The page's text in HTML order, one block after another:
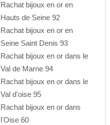
Rachat bijoux en or en
Hauts de Seine 92
Rachat bijoux en or en
Seine Saint Denis 93
Rachat bijoux en or dans le
Val de Marne 94
Rachat bijoux en or dans le
Val d'oise 95
Rachat bijoux en or dans
l'Oise 60